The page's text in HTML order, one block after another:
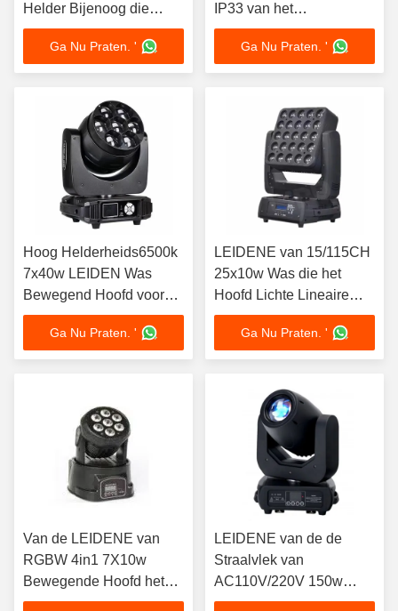
Helder Bijenoog die
Hoofdlichten bewegen
Ga Nu Praten. '
IP33 van het
omwentelings1940w
Gezoem met Ventilator
Met geringe
Ga Nu Praten. '
Hoog Helderheids6500k
7x40w LEIDEN Was
Bewegend Hoofd voor
Themapark
Ga Nu Praten. '
LEIDENE van 15/115CH
25x10w Was die het
Hoofd Lichte Lineaire
Verduisteren 0-100%
beweegt
Ga Nu Praten. '
Van de LEIDENE van
RGBW 4in1 7X10w
Bewegende Hoofd het
Gezoemhoek
LEIDENE van de de
Straalvlek van
AC110V/220V 150w
DMX die